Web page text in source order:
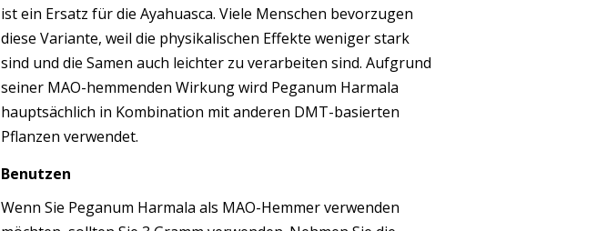
ist ein Ersatz für die Ayahuasca. Viele Menschen bevorzugen
diese Variante, weil die physikalischen Effekte weniger stark
sind und die Samen auch leichter zu verarbeiten sind. Aufgrund
seiner MAO-hemmenden Wirkung wird Peganum Harmala
hauptsächlich in Kombination mit anderen DMT-basierten
Pflanzen verwendet.
Benutzen
Wenn Sie Peganum Harmala als MAO-Hemmer verwenden